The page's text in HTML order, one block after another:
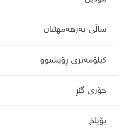
ساڵی بەرهەمهێنان
کیلۆمەتری ڕۆیشتوو
جۆری گێڕ
بۆیاخ